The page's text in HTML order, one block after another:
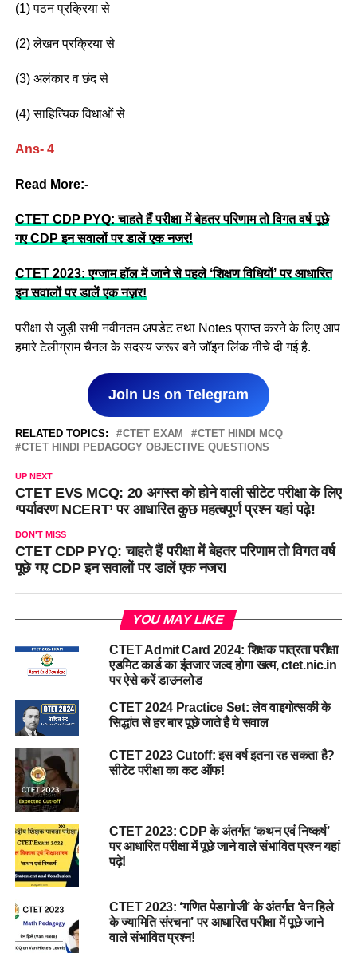
(1) पठन प्रक्रिया से
(2) लेखन प्रक्रिया से
(3) अलंकार व छंद से
(4) साहित्यिक विधाओं से
Ans- 4
Read More:-
CTET CDP PYQ: चाहते हैं परीक्षा में बेहतर परिणाम तो विगत वर्ष पूछे
गए CDP इन सवालों पर डालें एक नजर!
CTET 2023: एग्जाम हॉल में जाने से पहले ‘शिक्षण विधियों’ पर आधारित
इन सवालों पर डालें एक नज़र!
परीक्षा से जुड़ी सभी नवीनतम अपडेट तथा Notes प्राप्त करने के लिए आप
हमारे टेलीग्राम चैनल के सदस्य जरूर बने जॉइन लिंक नीचे दी गई है.
Join Us on Telegram
RELATED TOPICS: CTET EXAM
CTET HINDI MCQ
CTET HINDI PEDAGOGY OBJECTIVE QUESTIONS
UP NEXT
CTET EVS MCQ: 20 अगस्त को होने वाली सीटेट परीक्षा के लिए
‘पर्यावरण NCERT’ पर आधारित कुछ महत्वपूर्ण प्रश्न यहां पढ़े!
DON'T MISS
CTET CDP PYQ: चाहते हैं परीक्षा में बेहतर परिणाम तो विगत वर्ष
पूछे गए CDP इन सवालों पर डालें एक नजर!
YOU MAY LIKE
CTET Admit Card 2024: शिक्षक पात्रता परीक्षा
एडमिट कार्ड का इंतजार जल्द होगा खत्म, ctet.nic.in
पर ऐसे करें डाउनलोड
CTET 2024 Practice Set: लेव वाइगोत्सकी के
सिद्धांत से हर बार पूछे जाते है ये सवाल
CTET 2023 Cutoff: इस वर्ष इतना रह सकता है?
सीटेट परीक्षा का कट ऑफ!
CTET 2023: CDP के अंतर्गत ‘कथन एवं निष्कर्ष’
पर आधारित परीक्षा में पूछे जाने वाले संभावित प्रश्न यहां
पढ़े!
CTET 2023: ‘गणित पेडागोजी’ के अंतर्गत ‘वेन हिले
के ज्यामिति संरचना’ पर आधारित परीक्षा में पूछे जाने
वाले संभावित प्रश्न!